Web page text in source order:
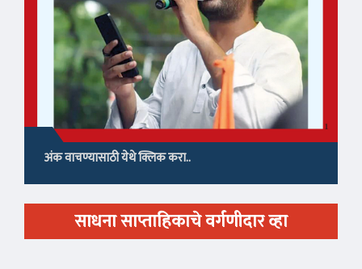
अंक वाचण्यासाठी येथे क्लिक करा..
साधना साप्ताहिकाचे वर्गणीदार व्हा